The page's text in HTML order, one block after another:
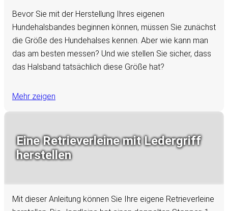
Bevor Sie mit der Herstellung Ihres eigenen
Hundehalsbandes beginnen können, müssen Sie zunächst
die Größe des Hundehalses kennen. Aber wie kann man
das am besten messen? Und wie stellen Sie sicher, dass
das Halsband tatsächlich diese Größe hat?
Mehr zeigen
Eine Retrieverleine mit Ledergriff
herstellen
Mit dieser Anleitung können Sie Ihre eigene Retrieverleine